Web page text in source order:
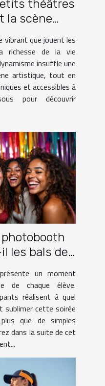
théâtres
la scène
vibrant que jouent les
richesse de la vie
insuffle une
artistique, tout en
et accessibles à
pour découvrir
les bals de
?
un moment
de chaque élève.
réalisent à quel
cette soirée
que de simples
dans la suite de cet